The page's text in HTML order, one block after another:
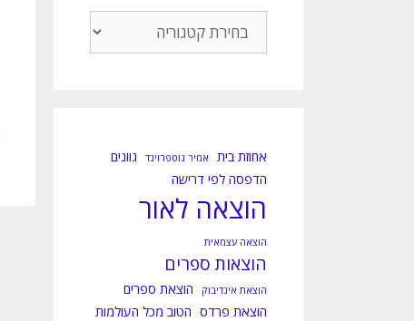
הפוסטים
אחוזת בית אמיר גוטפרוינד
גוונים
הדפסה לפי דרישה
הוצאה לאור
הוצאה עצמאית
הוצאות ספרים
הוצאת אינדיבוק
הוצאת ספרים
הוצאת פרדס הטוב מכל העולמות